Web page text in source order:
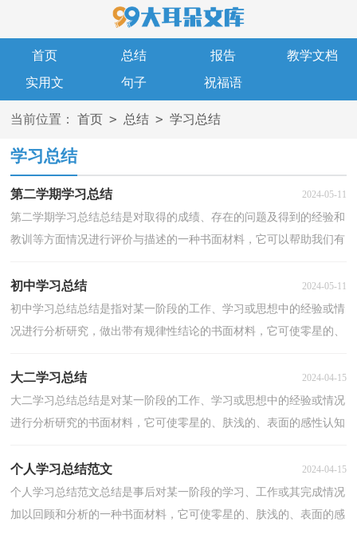
首页 总结 报告
教学文档
实用文
句子 祝福语
当前位置： 首页 > 总结 > 学习总结
学习总结
第二学期学习总结 2024-05-11
第二学期学习总结总结是对取得的成绩、存在的问题及得到的经验和
教训等方面情况进行评价与描述的一种书面材料，它可以帮助我们有
初中学习总结 2024-05-11
初中学习总结总结是指对某一阶段的工作、学习或思想中的经验或情
况进行分析研究，做出带有规律性结论的书面材料，它可使零星的、
大二学习总结 2024-04-15
大二学习总结总结是对某一阶段的工作、学习或思想中的经验或情况
进行分析研究的书面材料，它可使零星的、肤浅的、表面的感性认知
个人学习总结范文 2024-04-15
个人学习总结范文总结是事后对某一阶段的学习、工作或其完成情况
加以回顾和分析的一种书面材料，它可使零星的、肤浅的、表面的感